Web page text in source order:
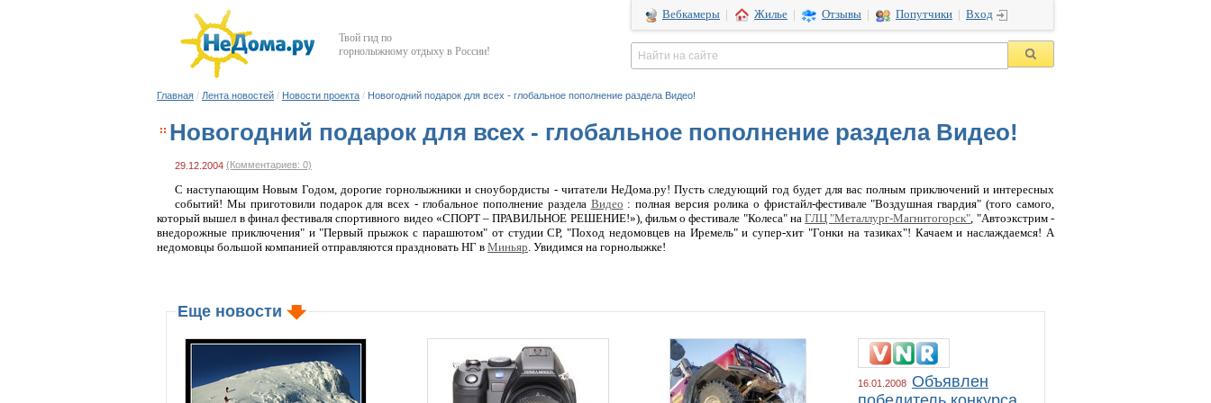
Твой гид по
горнолыжному отдыху в России!
Вебкамеры Жилье Отзывы Попутчики Вход
Главная / Лента новостей / Новости проекта / Новогодний подарок для всех - глобальное пополнение раздела Видео!
Новогодний подарок для всех - глобальное пополнение раздела Видео!
29.12.2004 (Комментариев: 0)
С наступающим Новым Годом, дорогие горнолыжники и сноубордисты - читатели НеДома.ру! Пусть следующий год будет для вас полным приключений и интересных
событий! Мы приготовили подарок для всех - глобальное пополнение раздела Видео : полная версия ролика о фристайл-фестивале "Воздушная гвардия" (того самого,
который вышел в финал фестиваля спортивного видео «СПОРТ – ПРАВИЛЬНОЕ РЕШЕНИЕ!»), фильм о фестивале "Колеса" наГЛЦ "Металлург-Магнитогорск", "Автоэкстрим -
внедорожные приключения" и "Первый прыжок с парашютом" от студии СР, "Поход недомовцев на Иремель" и супер-хит "Гонки на тазиках"! Качаем и наслаждаемся! А
недомовцы большой компанией отправляются праздновать НГ в Миньяр. Увидимся на горнолыжке!
Еще новости
16.01.2008 Объявлен